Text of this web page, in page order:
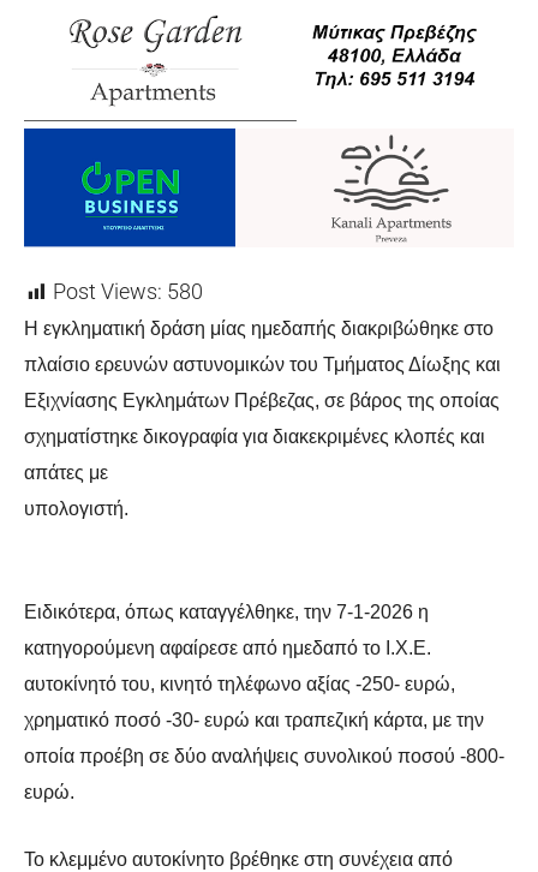
Post Views: 580
Η εγκληματική δράση μίας ημεδαπής διακριβώθηκε στο
πλαίσιο ερευνών αστυνομικών του Τμήματος Δίωξης και
Εξιχνίασης Εγκλημάτων Πρέβεζας, σε βάρος της οποίας
σχηματίστηκε δικογραφία για διακεκριμένες κλοπές και
απάτες με
υπολογιστή.
Ειδικότερα, όπως καταγγέλθηκε, την 7-1-2026 η
κατηγορούμενη αφαίρεσε από ημεδαπό το Ι.Χ.Ε.
αυτοκίνητό του, κινητό τηλέφωνο αξίας -250- ευρώ,
χρηματικό ποσό -30- ευρώ και τραπεζική κάρτα, με την
οποία προέβη σε δύο αναλήψεις συνολικού ποσού -800-
ευρώ.
Το κλεμμένο αυτοκίνητο βρέθηκε στη συνέχεια από